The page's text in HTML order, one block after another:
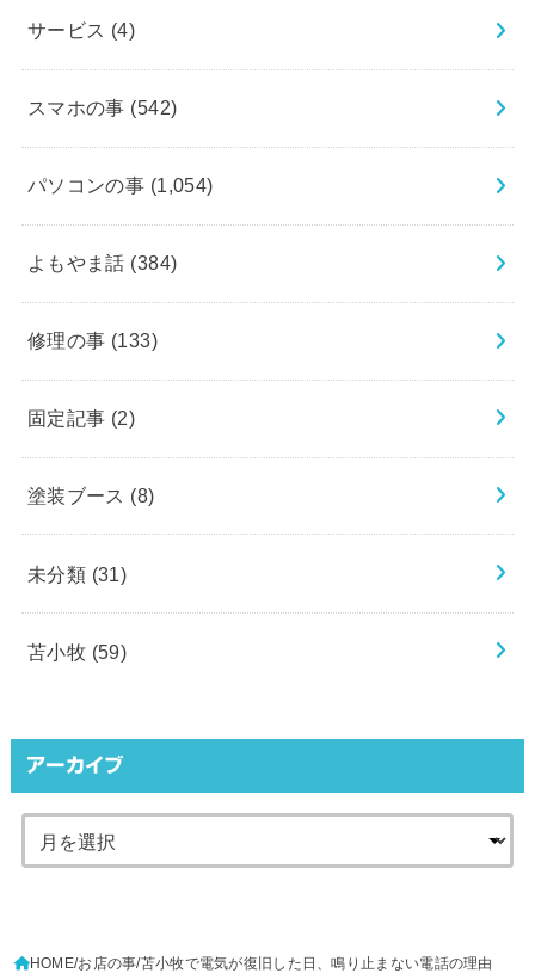
サービス (4)
スマホの事 (542)
パソコンの事 (1,054)
よもやま話 (384)
修理の事 (133)
固定記事 (2)
塗装ブース (8)
未分類 (31)
苫小牧 (59)
アーカイブ
HOME お店の事 苫小牧で電気が復旧した日、鳴り止まない電話の理由